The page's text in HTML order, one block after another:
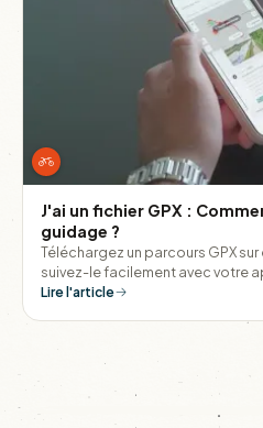
J'ai un fichier GPX :
guidage ?
Téléchargez un parcours GPX
suivez-le facilement avec votre
Lire l'article